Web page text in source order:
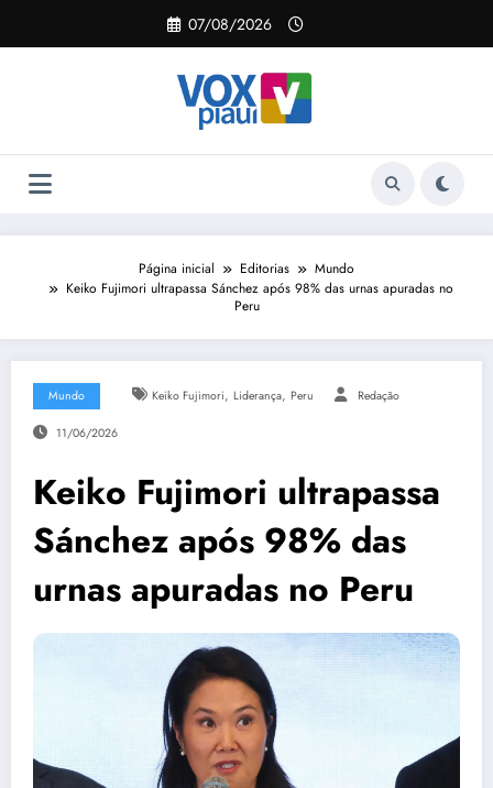
o
07/08/2026
Página inicial Editorias
Mundo
Keiko Fujimori ultrapassa Sánchez após 98% das urnas apuradas no
Peru
Mundo Keiko Fujimori, Liderança, Peru Redação
11/06/2026
Keiko Fujimori ultrapassa
Sánchez após 98% das
urnas apuradas no Peru